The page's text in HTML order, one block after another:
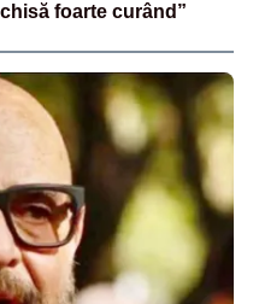
foarte curând”